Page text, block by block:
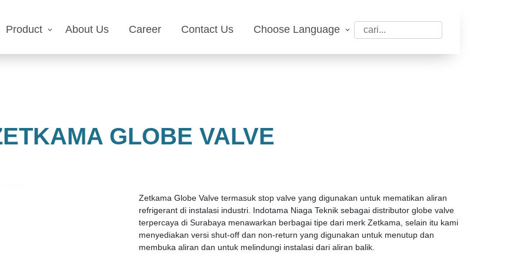
Product About Us Career Contact Us Choose Language
GLOBE VALVE
Zetkama Globe Valve termasuk stop valve yang digunakan untuk mematikan aliran
refrigerant di instalasi industri. Indotama Niaga Teknik sebagai distributor globe valve
terpercaya di Surabaya menawarkan berbagai tipe dari merk Zetkama, selain itu kami
menyediakan versi shut-off dan non-return yang digunakan untuk menutup dan
membuka aliran dan untuk melindungi instalasi dari aliran balik.